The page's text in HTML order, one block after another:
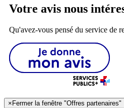
Votre avis nous
Qu'avez-vous pensé du service de
× Fermer la fenêtre "Offres partenaires"